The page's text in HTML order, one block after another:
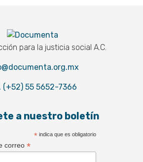
para la justicia social A.C.
(+52) 55 5652-7366
a nuestro boletín
*indica que es obligatorio
correo *